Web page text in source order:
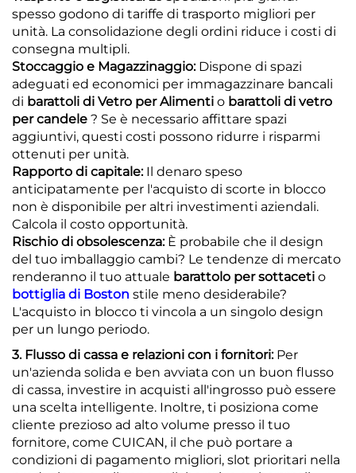
spesso godono di tariffe di trasporto migliori per
unità. La consolidazione degli ordini riduce i costi di
consegna multipli.
Stoccaggio e Magazzinaggio: Dispone di spazi
adeguati ed economici per immagazzinare bancali
di barattoli di Vetro per Alimenti o barattoli di vetro
per candele ? Se è necessario affittare spazi
aggiuntivi, questi costi possono ridurre i risparmi
ottenuti per unità.
Rapporto di capitale: Il denaro speso
anticipatamente per l'acquisto di scorte in blocco
non è disponibile per altri investimenti aziendali.
Calcola il costo opportunità.
Rischio di obsolescenza: È probabile che il design
del tuo imballaggio cambi? Le tendenze di mercato
renderanno il tuo attuale barattolo per sottaceti o
bottiglia di Boston stile meno desiderabile?
L'acquisto in blocco ti vincola a un singolo design
per un lungo periodo.
3. Flusso di cassa e relazioni con i fornitori: Per
un'azienda solida e ben avviata con un buon flusso
di cassa, investire in acquisti all'ingrosso può essere
una scelta intelligente. Inoltre, ti posiziona come
cliente prezioso ad alto volume presso il tuo
fornitore, come CUICAN, il che può portare a
condizioni di pagamento migliori, slot prioritari nella